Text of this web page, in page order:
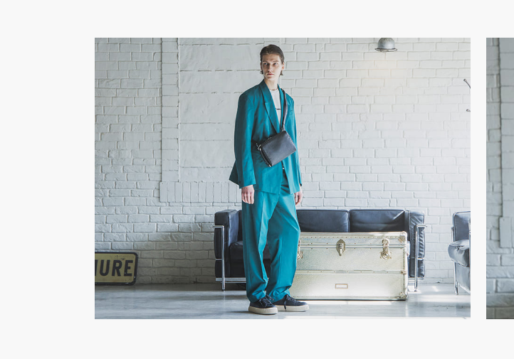
オリジナル保存袋×1
品番
TC-MWS
原産国
日本
※数値は全て概算です。
※製品および付属品の仕様は、改良のため予告なく変更する場合があり
ます。
※製品画像の色に関しましてはお使いのパソコンや携帯端末のモニター
環境により、実際の製品と異なって見える場合がございます。あらかじ
めご了承ください。
※本製品は天然皮革素材を使用しているため、色味、風合いに個体差が
ございます。素材の特性としてご理解ください。